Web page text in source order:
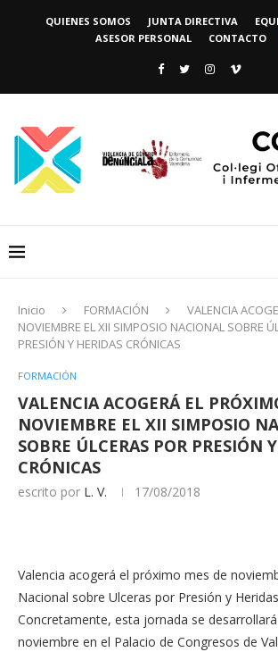
QUIENES SOMOS JUNTA DIRECTIVA
ASESOR PERSONAL
CONTACTO
Inicio FORMACIÓN
VALENCIA
NOVIEMBRE EL XII SIMPOSIO NACIONAL SOBRE
PRESIÓN Y HERIDAS CRÓNICAS
FORMACIÓN
VALENCIA ACOGERÁ EL
NOVIEMBRE EL XII SIMPOSIO
SOBRE ÚLCERAS POR PRESIÓN
CRÓNICAS
escrito por L. V. 17/08/2018
Valencia acogerá el próximo mes de
Nacional sobre Ulceras por Presión y
Concretamente, esta jornada se
noviembre en el Palacio de Congresos de